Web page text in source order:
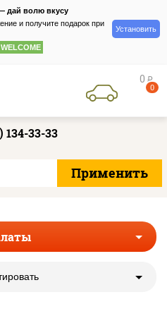
дай волю вкусу
и получите подарок при
WELCOME
Установить
0 руб
0
134-33-33